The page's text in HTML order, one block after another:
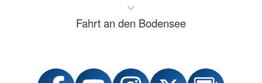
Fahrt an den Bodensee